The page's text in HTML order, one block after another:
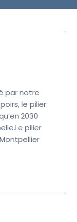
par notre
le pilier
2030
pilier